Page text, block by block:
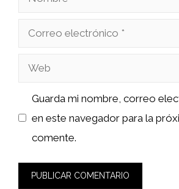
Correo
Web
Guarda mi nombre, correo
en este navegador para la
comente.